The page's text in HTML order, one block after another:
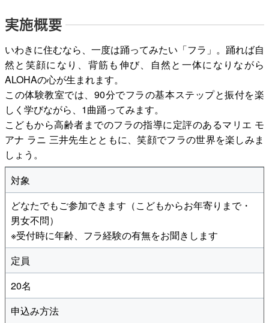
実施概要
いわきに住むなら、一度は踊ってみたい「フラ」。踊れば自
然と笑顔になり、背筋も伸び、自然と一体になりながら
ALOHAの心が生まれます。
この体験教室では、90分でフラの基本ステップと振付を楽
しく学びながら、1曲踊ってみます。
こどもから高齢者までのフラの指導に定評のあるマリエ モ
アナ ラニ 三井先生とともに、笑顔でフラの世界を楽しみま
しょう。
対象
どなたでもご参加できます（こどもからお年寄りまで・
男女不問）
※受付時に年齢、フラ経験の有無をお聞きします
定員
20名
申込み方法